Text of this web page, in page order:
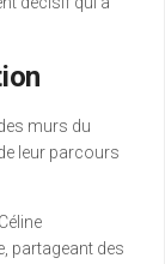
murs du
leur parcours
partageant des